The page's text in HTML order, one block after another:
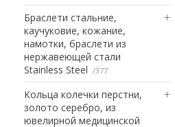
Браслети стальние,
каучуковие, кожание,
намотки, браслети из
нержавеющей стали
Stainless Steel
377
Кольца колечки перстни,
золото серебро, из
ювелирной медицинской